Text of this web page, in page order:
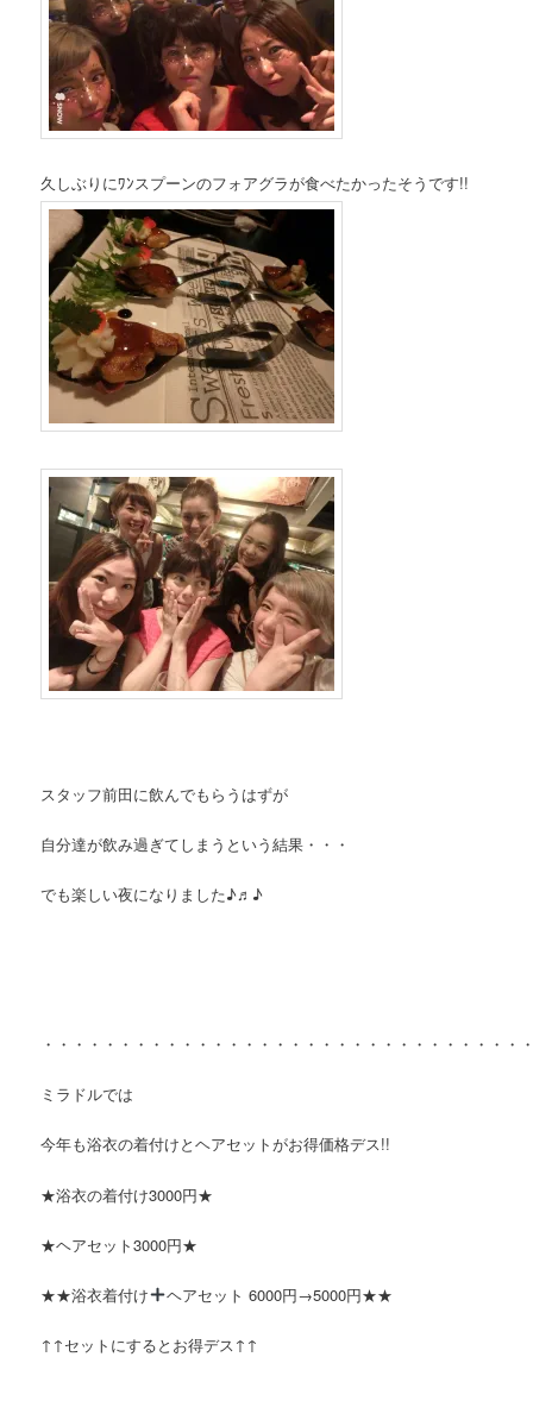
久しぶりにﾜﾝスプーンのフォアグラが食べたかったそうです!!
スタッフ前田に飲んでもらうはずが
自分達が飲み過ぎてしまうという結果・・・
でも楽しい夜になりました♪♬♪
・・・・・・・・・・・・・・・・・・・・・・・・・・・・・・
ミラドルでは
今年も浴衣の着付けとヘアセットがお得価格デス!!
★浴衣の着付け3000円★
★ヘアセット3000円★
★★浴衣着付け ヘアセット 6000円→5000円★★
↑↑セットにするとお得デス↑↑